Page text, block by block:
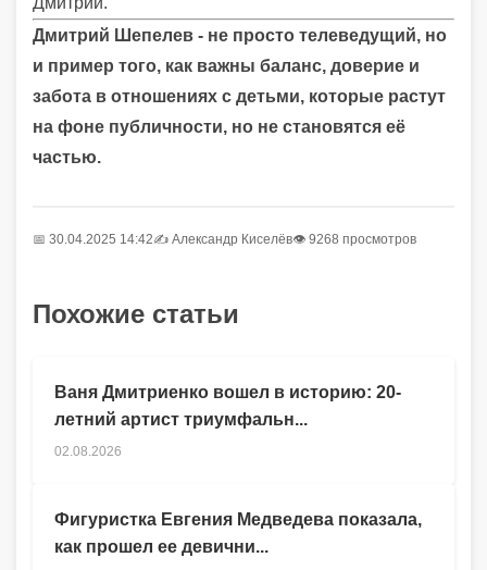
Дмитрий Шепелев - не просто телеведущий, но
и пример того, как важны баланс, доверие и
забота в отношениях с детьми, которые растут
на фоне публичности, но не становятся её
частью.
📅 30.04.2025 14:42✍️ Александр Киселёв👁 9268 просмотров
Похожие статьи
Ваня Дмитриенко вошел в историю: 20-
летний артист триумфальн...
02.08.2026
Фигуристка Евгения Медведева показала,
как прошел ее девични...